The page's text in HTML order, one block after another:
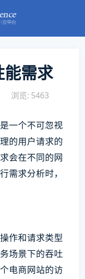
能需求
浏览: 5463
一个不可忽视
的用户请求的
会在不同的网
需求分析时，
作和请求类型
场景下的吞吐
电商网站的访